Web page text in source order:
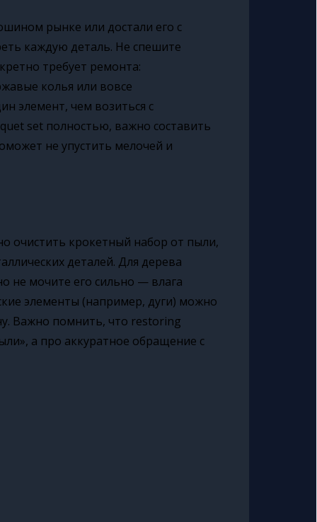
рынке или достали его с
каждую деталь. Не спешите
требует ремонта:
колья или вовсе
элемент, чем возиться с
set полностью, важно составить
не упустить мелочей и
очистить крокетный набор от пыли,
деталей. Для дерева
не мочите его сильно — влага
элементы (например, дуги) можно
Важно помнить, что restoring
а про аккуратное обращение с